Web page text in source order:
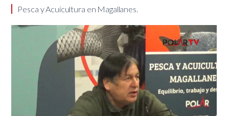
Pesca y Acuicultura en Magallanes.